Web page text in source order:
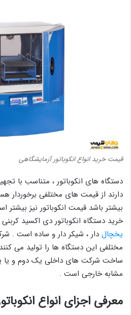
قیمت خرید انواع انکوباتور آزمایشگاهی
دستگاه های انکوباتور ، متناسب با
دارند از قیمت های مختلفی
بیشتر باشد قیمت انکوباتور نیز
خرید دستگاه انکوباتور دی اکسید
یخچال دار ، شیکر دار و ساده است .
مختلفی این دستگاه ها را تولید می
ساخت شرکت های داخلی یک دوم و یا
مشابه خارجی است .
معرفی اجزای انواع